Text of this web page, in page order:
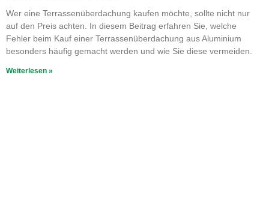
Wer eine Terrassenüberdachung kaufen möchte, sollte nicht nur
auf den Preis achten. In diesem Beitrag erfahren Sie, welche
Fehler beim Kauf einer Terrassenüberdachung aus Aluminium
besonders häufig gemacht werden und wie Sie diese vermeiden.
Weiterlesen »